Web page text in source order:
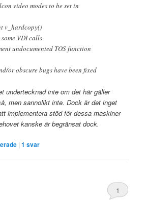
video modes to be set in
v_hardcopy()
VDI calls
undocumented TOS function
or obscure bugs have been fixed
undertecknad inte om det här gäller
men sannolikt inte. Dock är det inget
implementera stöd för dessa maskiner
kanske är begränsat dock.
|1 svar
1